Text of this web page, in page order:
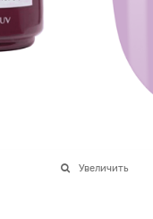
Увеличить